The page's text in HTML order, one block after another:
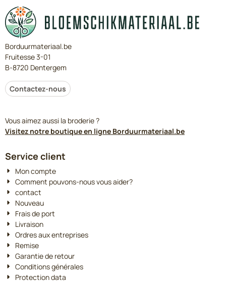
Borduurmateriaal.be
Fruitesse 3-01
B-8720 Dentergem
Contactez-nous
Vous aimez aussi la broderie ?
Visitez notre boutique en ligne Borduurmateriaal.be
Service client
Mon compte
Comment pouvons-nous vous aider?
contact
Nouveau
Frais de port
Livraison
Ordres aux entreprises
Remise
Garantie de retour
Conditions générales
Protection data